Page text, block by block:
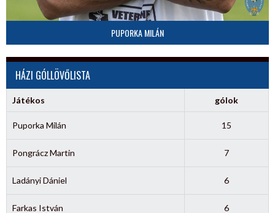
PUPORKA MILÁN
HÁZI GÓLLÖVŐLISTA
Játékos gólok
Puporka Milán 15
Pongrácz Martin 7
Ladányi Dániel 6
Farkas István 6